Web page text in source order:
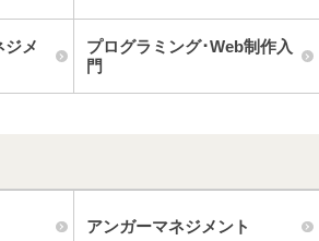
ジメ
プログラミング･Web制作入
門
アンガーマネジメント